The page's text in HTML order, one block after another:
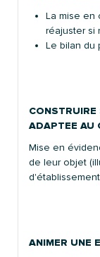
La mise en
réajuster si
Le bilan du
ADAPTEE AU
Mise en
de leur objet
ANIMER UNE